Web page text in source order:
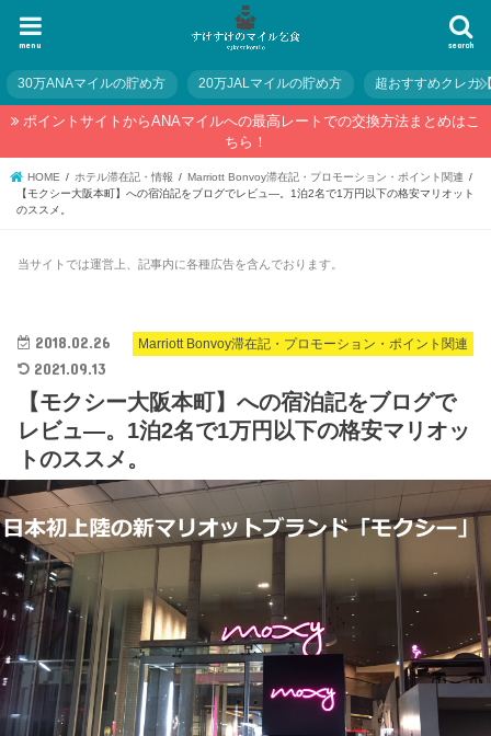
search
menu
30万ANAマイルの貯め方 20万JALマイルの貯め方 超おすすめクレカ
ポイントサイトからANAマイルへの最高レートでの交換方法まとめはこ
ちら！
HOME ホテル滞在記・情報
Marriott Bonvoy滞在記・プロモーション・ポイント関連
【モクシー大阪本町】への宿泊記をブログでレビュ―。1泊2名で1万円以下の格安マリオット
のススメ。
当サイトでは運営上、記事内に各種広告を含んでおります。
Marriott Bonvoy滞在記・プロモーション・ポイント関連
2018.02.26
2021.09.13
【モクシー大阪本町】への宿泊記をブログで
レビュ―。1泊2名で1万円以下の格安マリオッ
トのススメ。